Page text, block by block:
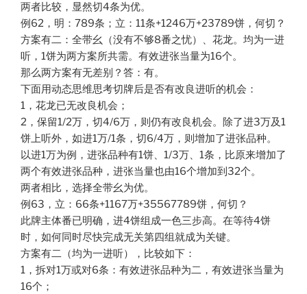
两者比较，显然切4条为优。
例62，明：789条；立：11条+1246万+23789饼，何切？
方案有二：全带幺（没有不够8番之忧）、花龙。均为一进
听，1饼为两方案所共需。有效进张当量为16个。
那么两方案有无差别？答：有。
下面用动态思维思考切牌后是否有改良进听的机会：
1，花龙已无改良机会；
2，保留1/2万，切4/6万，则仍有改良机会。除了进3万及1
饼上听外，如进1万/1条，切6/4万，则增加了进张品种。
以进1万为例，进张品种有1饼、1/3万、1条，比原来增加了
两个有效进张品种，进张当量也由16个增加到32个。
两者相比，选择全带幺为优。
例63，立：66条+1167万+35567789饼，何切？
此牌主体番已明确，进4饼组成一色三步高。在等待4饼
时，如何同时尽快完成无关第四组就成为关键。
方案有二（均为一进听），比较如下：
1，拆对1万或对6条：有效进张品种为二，有效进张当量为
16个；